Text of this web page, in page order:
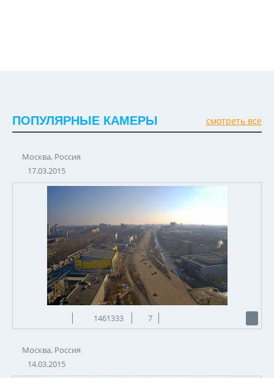
ПОПУЛЯРНЫЕ КАМЕРЫ смотреть все
Москва, Россия
17.03.2015
1461333 7
Москва, Россия
14.03.2015